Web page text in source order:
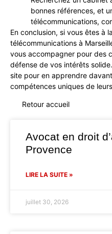
bonnes références, et
télécommunications,
En conclusion, si vous êtes à
télécommunications à
vous accompagner pour des
défense de vos intérêts
site pour en apprendre
compétences uniques de
Retour accueil
Avocat en droit
Provence
LIRE LA SUITE »
juillet 30, 2026